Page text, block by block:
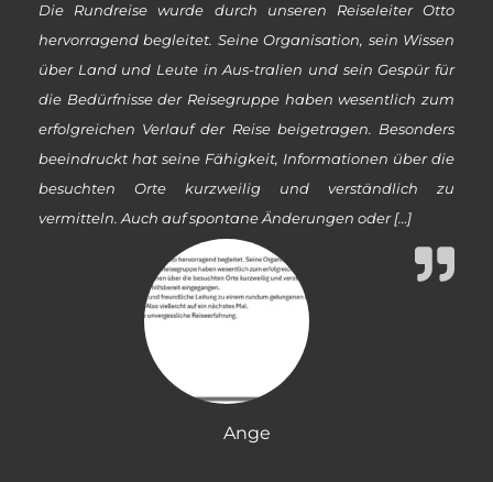
Die Rundreise wurde durch unseren Reiseleiter Otto
hervorragend begleitet. Seine Organisation, sein Wissen
über Land und Leute in Aus-tralien und sein Gespür für
die Bedürfnisse der Reisegruppe haben wesentlich zum
erfolgreichen Verlauf der Reise beigetragen. Besonders
beeindruckt hat seine Fähigkeit, Informationen über die
besuchten Orte kurzweilig und verständlich zu
vermitteln. Auch auf spontane Änderungen oder […]
Ange